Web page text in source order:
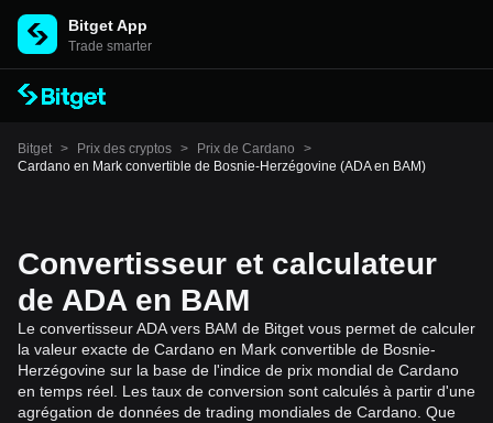
Bitget App
Trade smarter
Bitget > Prix des cryptos > Prix de Cardano
>
Cardano en Mark convertible de Bosnie-Herzégovine (ADA en BAM)
Convertisseur et calculateur
de ADA en BAM
Le convertisseur ADA vers BAM de Bitget vous permet de calculer
la valeur exacte de Cardano en Mark convertible de Bosnie-
Herzégovine sur la base de l'indice de prix mondial de Cardano
en temps réel. Les taux de conversion sont calculés à partir d'une
agrégation de données de trading mondiales de Cardano. Que